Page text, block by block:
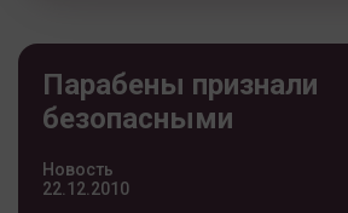
Парабены признали
безопасными
Новость
22.12.2010